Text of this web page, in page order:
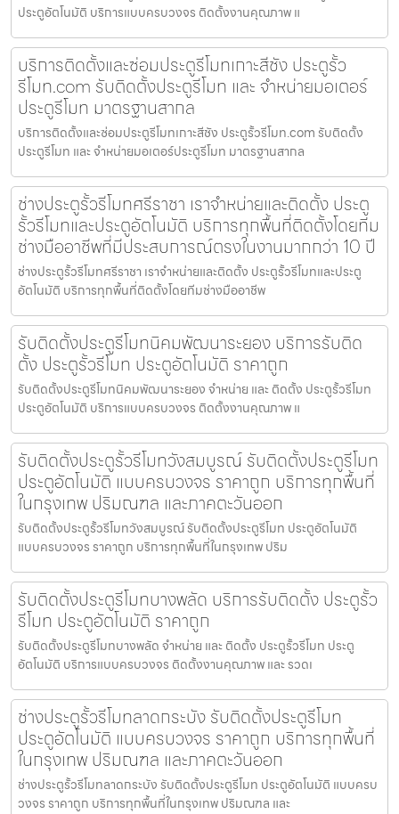
ประตูอัตโนมัติ บริการแบบครบวงจร ติดตั้งงานคุณภาพ แ
บริการติดตั้งและซ่อมประตูรีโมทเกาะสีชัง ประตูรั้ว
รีโมท.com รับติดตั้งประตูรีโมท และ จำหน่ายมอเตอร์
ประตูรีโมท มาตรฐานสากล
บริการติดตั้งและซ่อมประตูรีโมทเกาะสีชัง ประตูรั้วรีโมท.com รับติดตั้ง
ประตูรีโมท และ จำหน่ายมอเตอร์ประตูรีโมท มาตรฐานสากล
ช่างประตูรั้วรีโมทศรีราชา เราจำหน่ายและติดตั้ง ประตู
รั้วรีโมทและประตูอัตโนมัติ บริการทุกพื้นที่ติดตั้งโดยทีม
ช่างมืออาชีพที่มีประสบการณ์ตรงในงานมากกว่า 10 ปี
ช่างประตูรั้วรีโมทศรีราชา เราจำหน่ายและติดตั้ง ประตูรั้วรีโมทและประตู
อัตโนมัติ บริการทุกพื้นที่ติดตั้งโดยทีมช่างมืออาชีพ
รับติดตั้งประตูรีโมทนิคมพัฒนาระยอง บริการรับติด
ตั้ง ประตูรั้วรีโมท ประตูอัตโนมัติ ราคาถูก
รับติดตั้งประตูรีโมทนิคมพัฒนาระยอง จำหน่าย และ ติดตั้ง ประตูรั้วรีโมท
ประตูอัตโนมัติ บริการแบบครบวงจร ติดตั้งงานคุณภาพ แ
รับติดตั้งประตูรั้วรีโมทวังสมบูรณ์ รับติดตั้งประตูรีโมท
ประตูอัตโนมัติ แบบครบวงจร ราคาถูก บริการทุกพื้นที่
ในกรุงเทพ ปริมณฑล และภาคตะวันออก
รับติดตั้งประตูรั้วรีโมทวังสมบูรณ์ รับติดตั้งประตูรีโมท ประตูอัตโนมัติ
แบบครบวงจร ราคาถูก บริการทุกพื้นที่ในกรุงเทพ ปริม
รับติดตั้งประตูรีโมทบางพลัด บริการรับติดตั้ง ประตูรั้ว
รีโมท ประตูอัตโนมัติ ราคาถูก
รับติดตั้งประตูรีโมทบางพลัด จำหน่าย และ ติดตั้ง ประตูรั้วรีโมท ประตู
อัตโนมัติ บริการแบบครบวงจร ติดตั้งงานคุณภาพ และ รวดเ
ช่างประตูรั้วรีโมทลาดกระบัง รับติดตั้งประตูรีโมท
ประตูอัตโนมัติ แบบครบวงจร ราคาถูก บริการทุกพื้นที่
ในกรุงเทพ ปริมณฑล และภาคตะวันออก
ช่างประตูรั้วรีโมทลาดกระบัง รับติดตั้งประตูรีโมท ประตูอัตโนมัติ แบบครบ
วงจร ราคาถูก บริการทุกพื้นที่ในกรุงเทพ ปริมณฑล และ